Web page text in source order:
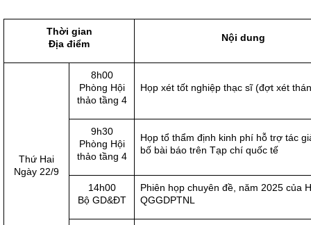
Thời gian
Địa điểm
Nội dung
Thứ Hai
Ngày 22/9
8h00
Phòng Hội
thảo tầng 4
Họp xét tốt nghiệp thạc sĩ (đợt xét
9h30
Phòng Hội
thảo tầng 4
Họp tổ thẩm định kinh phí hỗ trợ tác
bố bài báo trên Tạp chí quốc tế
14h00
Bộ GD&ĐT
Phiên họp chuyên đề, năm 2025 của
QGGDPTNL